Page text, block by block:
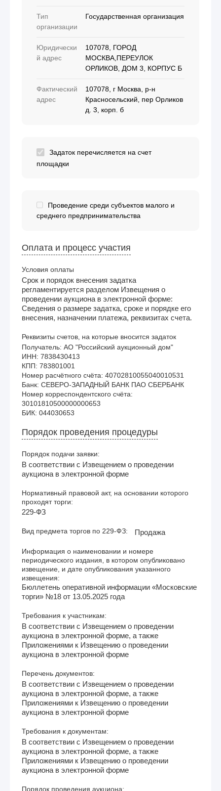
Тип
организации
Государственная организация
Юридически
й адрес
107078, ГОРОД
МОСКВА,ПЕРЕУЛОК
ОРЛИКОВ, ДОМ 3, КОРПУС Б
Фактический
адрес
107078, г Москва, р-н
Красносельский, пер Орликов
д. 3, корп. б
Задаток перечисляется на счет
площадки
Проведение среди субъектов малого и
среднего предпринимательства
Оплата и процесс участия
Условия оплаты
Срок и порядок внесения задатка
регламентируется разделом Извещения о
проведении аукциона в электронной форме:
Сведения о размере задатка, сроке и порядке его
внесения, назначении платежа, реквизитах счета.
Реквизиты счетов, на которые вносится задаток
Получатель: АО "Российский аукционный дом"
ИНН: 7838430413
КПП: 783801001
Номер расчётного счёта: 40702810055040010531
Банк: СЕВЕРО-ЗАПАДНЫЙ БАНК ПАО СБЕРБАНК
Номер корреспондентского счёта:
30101810500000000653
Порядок проведения процедуры
Порядок подачи заявки:
В соответствии с Извещением о проведении
аукциона в электронной форме
Нормативный правовой акт, на основании которого
проходят торги:
229-ФЗ
Вид предмета торгов по 229-ФЗ: Продажа
Информация о наименовании и номере
периодического издания, в котором опубликовано
извещение, и дате опубликования указанного
извещения:
Бюллетень оперативной информации «Московские
торги» №18 от 13.05.2025 года
Требования к участникам:
В соответствии с Извещением о проведении
аукциона в электронной форме, а также
Приложениями к Извещению о проведении
аукциона в электронной форме
Перечень документов:
В соответствии с Извещением о проведении
аукциона в электронной форме, а также
Приложениями к Извещению о проведении
аукциона в электронной форме
Требования к документам:
В соответствии с Извещением о проведении
аукциона в электронной форме, а также
Приложениями к Извещению о проведении
аукциона в электронной форме
Порядок проведения аукциона: